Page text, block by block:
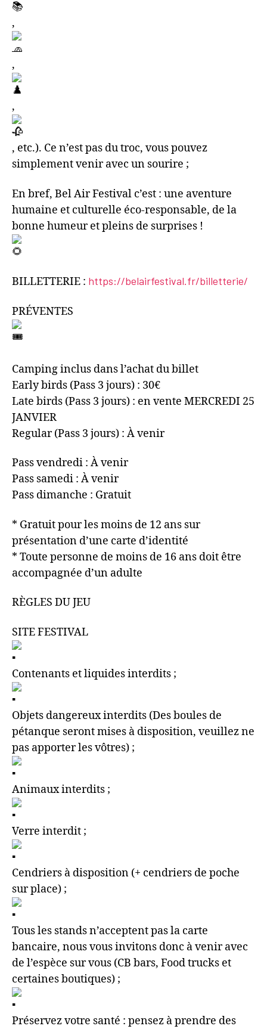
,
,
,
, etc.). Ce n’est pas du troc, vous pouvez
simplement venir avec un sourire ;
En bref, Bel Air Festival c’est : une aventure
humaine et culturelle éco-responsable, de la
bonne humeur et pleins de surprises !
BILLETTERIE : https://belairfestival.fr/billetterie/
PRÉVENTES
Camping inclus dans l’achat du billet
Early birds (Pass 3 jours) : 30€
Late birds (Pass 3 jours) : en vente MERCREDI 25
JANVIER
Regular (Pass 3 jours) : À venir
Pass vendredi : À venir
Pass samedi : À venir
Pass dimanche : Gratuit
* Gratuit pour les moins de 12 ans sur
présentation d’une carte d’identité
* Toute personne de moins de 16 ans doit être
accompagnée d’un adulte
RÈGLES DU JEU
SITE FESTIVAL
Contenants et liquides interdits ;
Objets dangereux interdits (Des boules de
pétanque seront mises à disposition, veuillez ne
pas apporter les vôtres) ;
Animaux interdits ;
Verre interdit ;
Cendriers à disposition (+ cendriers de poche
sur place) ;
Tous les stands n’acceptent pas la carte
bancaire, nous vous invitons donc à venir avec
de l’espèce sur vous (CB bars, Food trucks et
certaines boutiques) ;
Préservez votre santé : pensez à prendre des